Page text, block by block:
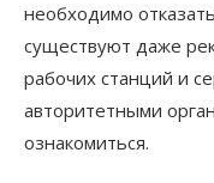
необходимо
существуют даже
рабочих станций и
авторитетными
ознакомиться.